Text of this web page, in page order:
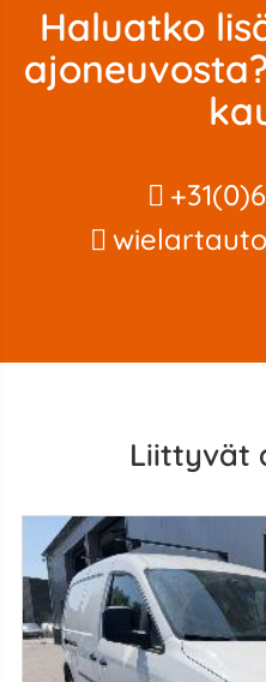
Haluatko
Liittyvät